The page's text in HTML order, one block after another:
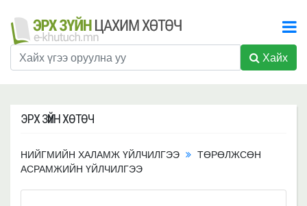
Хайх
ЭРХ ЗҮЙН ХӨТӨЧ
НИЙГМИЙН ХАЛАМЖ ҮЙЛЧИЛГЭЭ
ТӨРӨЛЖСӨН
АСРАМЖИЙН ҮЙЛЧИЛГЭЭ